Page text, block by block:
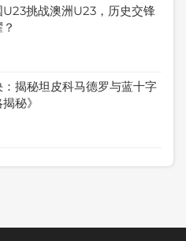
挑战澳洲U23，历史交锋
：揭秘坦皮科马德罗与蓝十字
秘》